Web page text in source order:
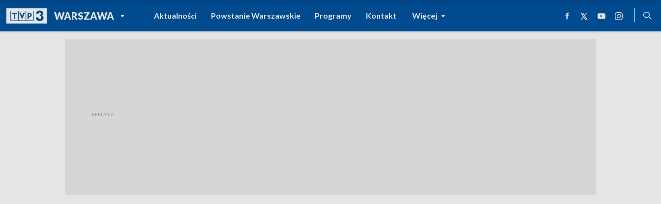
WARSZAWAPOWRÓT DO
TVP REGIONY
Aktualności Powstanie Warszawskie Programy Kontakt Więcej